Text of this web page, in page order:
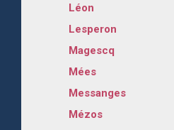
Léon
Lesperon
Magescq
Mées
Messanges
Mézos